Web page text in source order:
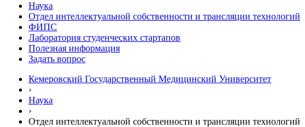
Наука
Отдел интеллектуальной собственности и трансляции технологий
ФИПС
Лаборатория студенческих стартапов
Полезная информация
Задать вопрос
Кемеровский Государственный Медицинский Университет
›
Наука
›
Отдел интеллектуальной собственности и трансляции технологий